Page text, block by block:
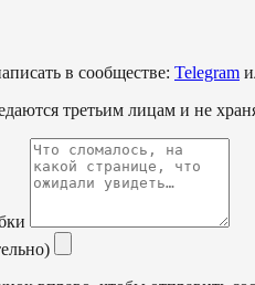
в сообществе: Telegram
третьим лицам и не